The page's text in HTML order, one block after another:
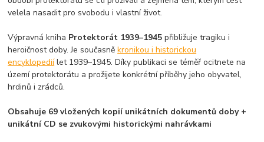
velela nasadit pro svobodu i vlastní život.
Výpravná kniha Protektorát 1939–1945 přibližuje tragiku i
heroičnost doby. Je současněkronikou i historickou
encyklopediílet 1939–1945. Díky publikaci se téměř ocitnete na
území protektorátu a prožijete konkrétní příběhy jeho obyvatel,
hrdinů i zrádců.
Obsahuje 69 vložených kopií unikátních dokumentů doby +
unikátní CD se zvukovými historickými nahrávkami